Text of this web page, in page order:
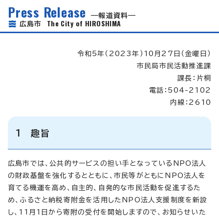
Press Release
報道資料
広島市 The City of HIROSHIMA
令和5年（2023年）10月27日（金曜日）
市民局市民活動推進課
課長：片桐
電話：504-2102
内線：2610
1 趣旨
広島市では、公共的サービスの担い手となっているNPO法人
の財政基盤を強化するとともに、市民等がともにNPO法人を
育てる機運を高め、自主的、自発的な市民活動を促進するた
め、ふるさと納税寄附金を活用したNPO法人支援制度を新設
し、11月1日から寄附の受付を開始しますので、お知らせいた